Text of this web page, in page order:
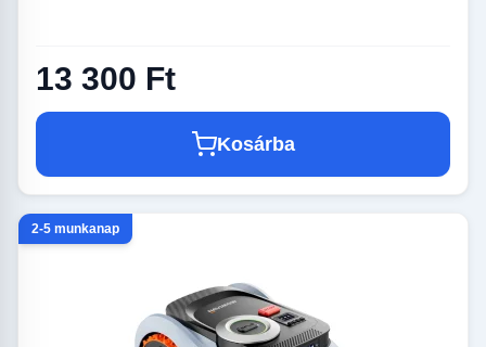
13 300 Ft
Kosárba
2-5 munkanap